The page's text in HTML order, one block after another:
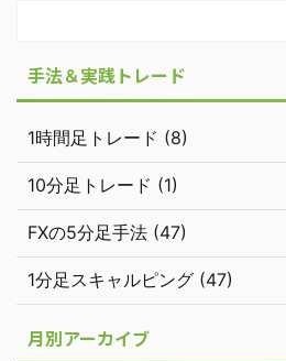
手法＆実践トレード
1時間足トレード (8)
10分足トレード (1)
FXの5分足手法 (47)
1分足スキャルピング (47)
月別アーカイブ